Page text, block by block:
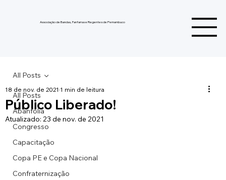
Associação de Bandas, Fanfarras e Regentes de Pernambuco
All Posts
Abanfolia
Congresso
Capacitação
Copa PE e Copa Nacional
Confraternização
All Posts
Público Liberado!
18 de nov. de 20211 min de leitura
Atualizado:23 de nov. de 2021